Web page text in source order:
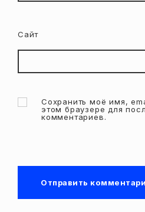
Сайт
Сохранить моё имя,
этом браузере для
комментариев.